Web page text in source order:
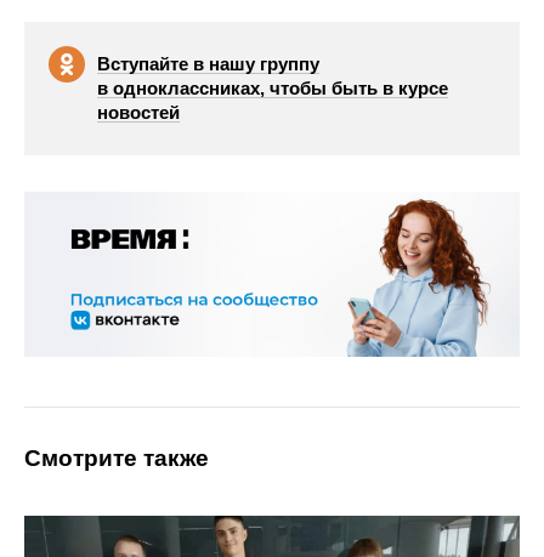
Вступайте в нашу группу
в одноклассниках, чтобы быть в курсе
новостей
Смотрите также